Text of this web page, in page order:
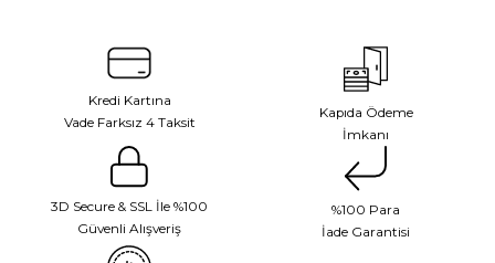
Kredi Kartına
Vade Farksız 4 Taksit
Kapıda Ödeme
İmkanı
3D Secure & SSL İle %100
Güvenli Alışveriş
%100 Para
İade Garantisi